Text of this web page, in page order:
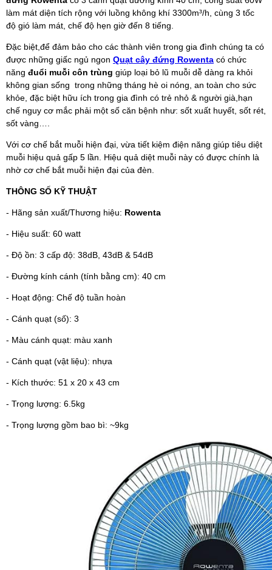
làm mát diện tích rộng với luồng không khí 3300m³/h, cùng 3 tốc
độ gió làm mát, chế độ hẹn giờ đến 8 tiếng.
Đặc biệt,để đảm bảo cho các thành viên trong gia đình chúng ta có
được những giấc ngủ ngon Quạt cây đứng Rowenta có chức
năng đuổi muỗi côn trùng giúp loại bỏ lũ muỗi dễ dàng ra khỏi
không gian sống trong những tháng hè oi nóng, an toàn cho sức
khỏe, đặc biệt hữu ích trong gia đình có trẻ nhỏ & người già,hạn
chế nguy cơ mắc phải một số căn bệnh như: sốt xuất huyết, sốt rét,
sốt vàng….
Với cơ chế bắt muỗi hiện đại, vừa tiết kiệm điện năng giúp tiêu diệt
muỗi hiệu quả gấp 5 lần. Hiệu quả diệt muỗi này có được chính là
nhờ cơ chế bắt muỗi hiện đại của đèn.
THÔNG SỐ KỸ THUẬT
- Hãng sản xuất/Thương hiệu: Rowenta
- Hiệu suất: 60 watt
- Độ ồn: 3 cấp độ: 38dB, 43dB & 54dB
- Đường kính cánh (tính bằng cm): 40 cm
- Hoạt động: Chế độ tuần hoàn
- Cánh quạt (số): 3
- Màu cánh quạt: màu xanh
- Cánh quạt (vật liệu): nhựa
- Kích thước: 51 x 20 x 43 cm
- Trọng lượng: 6.5kg
- Trọng lượng gồm bao bì: ~9kg